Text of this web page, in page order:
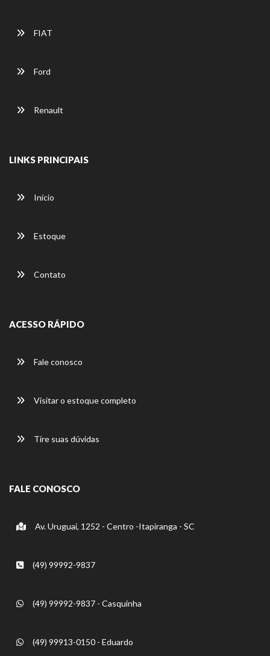
FIAT
Ford
Renault
LINKS PRINCIPAIS
Início
Estoque
Contato
ACESSO RÁPIDO
Fale conosco
Visitar o estoque completo
Tire suas dúvidas
FALE CONOSCO
Av. Uruguai, 1252 - Centro -Itapiranga - SC
(49) 99992-9837
(49) 99992-9837 - Casquinha
(49) 99913-0150 - Eduardo